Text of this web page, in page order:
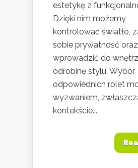
estetykę z
Dzięki nim możemy
kontrolować światło,
sobie prywatność oraz
wprowadzić do
odrobinę stylu. Wybór
odpowiednich rolet
wyzwaniem,
kontekście...